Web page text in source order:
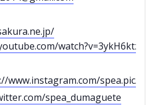
watch?v=3ykH6ktzK88
www.instagram.com/spea.pic/
spea_dumaguete